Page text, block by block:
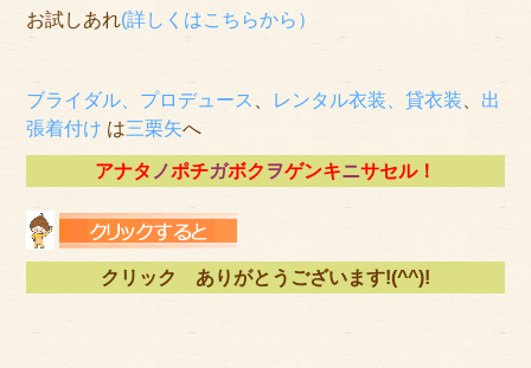
お試しあれ(詳しくはこちらから）
ブライダル、プロデュース レンタル衣装、貸衣装
出
張着付け は三栗矢へ
アナタ ノポチガボク ヲゲンキニサセル！
クリック ありがとうございます!(^^)!